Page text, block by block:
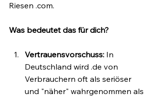
Riesen .com.
Was bedeutet das für dich?
Vertrauensvorschuss: In
Deutschland wird .de von
Verbrauchern oft als seriöser
und "näher" wahrgenommen als